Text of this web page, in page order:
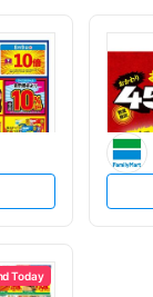
Today